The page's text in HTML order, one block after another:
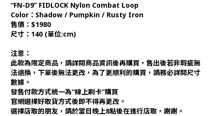
“FN-D9” FIDLOCK Nylon Combat Loop
Color：Shadow / Pumpkin / Rusty Iron
售價：$1980
尺寸：140 (單位:cm)
注意：
此款為限定商品，請詳閱商品資訊後再購買，售出後若非瑕疵無
法退換，下單後無法更改，為了更順利的購買，請務必詳閱尺寸
數據。
發售付款方式統一為“線上刷卡”購買
官網選擇好取貨方式後即不得再更改。
選擇店取的朋友，請於當日晚上8點後在進行店取，謝謝。